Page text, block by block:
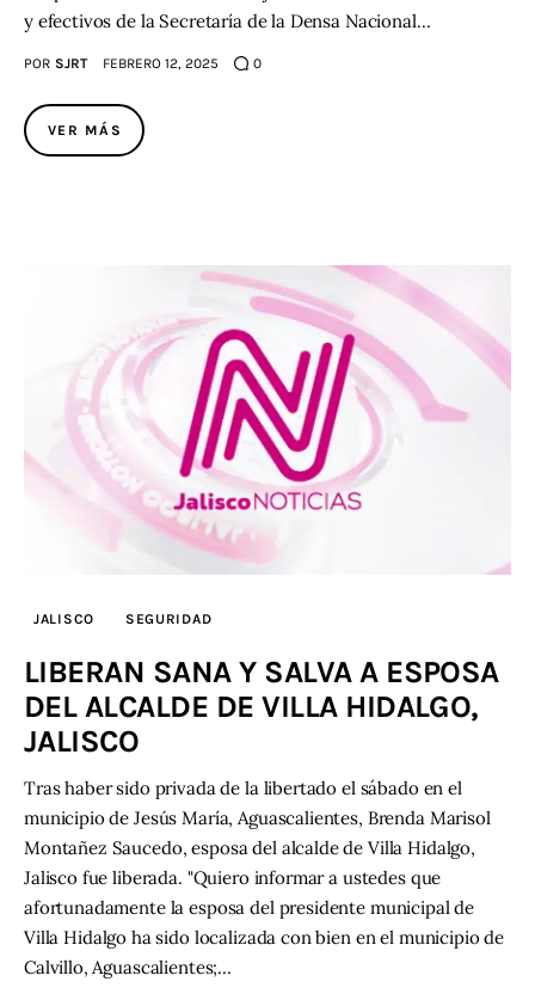
y efectivos de la Secretaría de la Densa Nacional…
POR SJRT FEBRERO 12, 2025 0
VER MÁS
JALISCO SEGURIDAD
LIBERAN SANA Y SALVA A ESPOSA
DEL ALCALDE DE VILLA HIDALGO,
JALISCO
Tras haber sido privada de la libertado el sábado en el
municipio de Jesús María, Aguascalientes, Brenda Marisol
Montañez Saucedo, esposa del alcalde de Villa Hidalgo,
Jalisco fue liberada. "Quiero informar a ustedes que
afortunadamente la esposa del presidente municipal de
Villa Hidalgo ha sido localizada con bien en el municipio de
Calvillo, Aguascalientes;…